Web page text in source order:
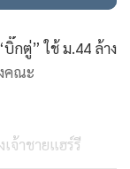
บิ๊กตู่” ใช้ ม.44 ล้าง
คณะ
จ้าชายแฮร์รี